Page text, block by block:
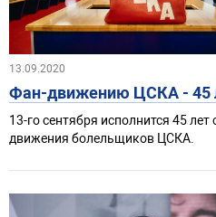
13.09.2020
Фан-движению ЦСКА - 45
13-го сентября исполнится 45
движения болельщиков ЦСКА.